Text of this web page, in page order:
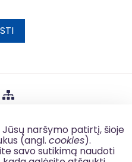
naršymo patirtį, šioje
(angl. cookies).
savo sutikimą naudoti